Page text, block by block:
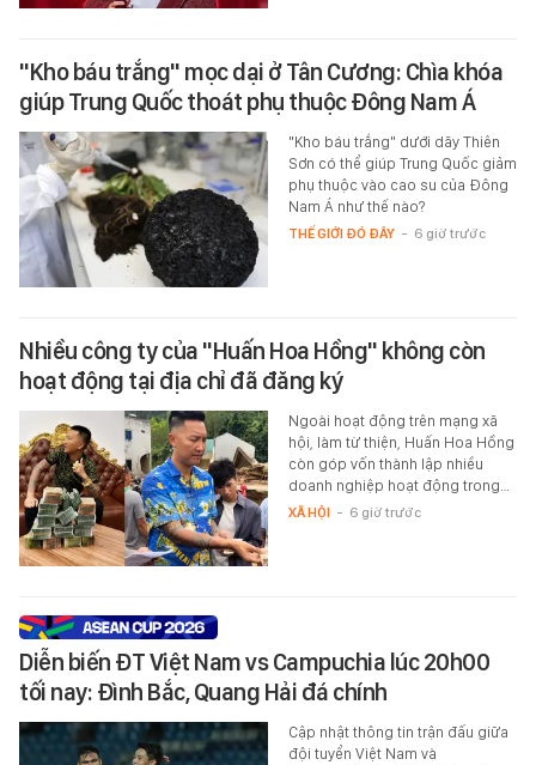
"Kho báu trắng" mọc dại ở Tân Cương: Chìa khóa
giúp Trung Quốc thoát phụ thuộc Đông Nam Á
"Kho báu trắng" dưới dãy Thiên
Sơn có thể giúp Trung Quốc giảm
phụ thuộc vào cao su của Đông
Nam Á như thế nào?
THẾ GIỚI ĐÓ ĐÂY - 6 giờ trước
Nhiều công ty của "Huấn Hoa Hồng" không còn
hoạt động tại địa chỉ đã đăng ký
Ngoài hoạt động trên mạng xã
hội, làm từ thiện, Huấn Hoa Hồng
còn góp vốn thành lập nhiều
doanh nghiệp hoạt động trong…
XÃ HỘI - 6 giờ trước
Diễn biến ĐT Việt Nam vs Campuchia lúc 20h00
tối nay: Đình Bắc, Quang Hải đá chính
Cập nhật thông tin trận đấu giữa
đội tuyển Việt Nam và